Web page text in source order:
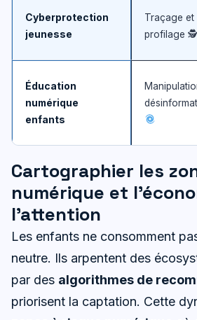
Cyberprotection
jeunesse
Traçage et
profilage 🕵️
Éducation
numérique
enfants
Cartographier les
numérique et
l’attention
Les enfants ne consomment
neutre. Ils arpentent des
par des algorithmes de
priorisent la captation. Cette